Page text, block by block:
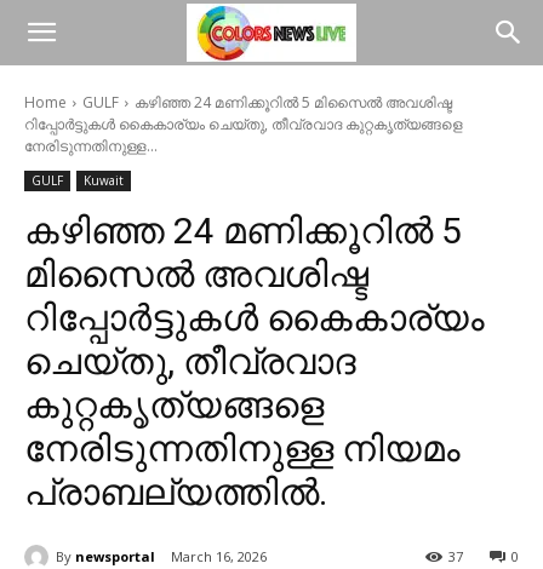
Home GULF
കഴിഞ്ഞ 24 മണിക്കൂറിൽ 5 മിസൈൽ അവശിഷ്ട
റിപ്പോർട്ടുകൾ കൈകാര്യം ചെയ്തു, തീവ്രവാദ കുറ്റകൃത്യങ്ങളെ
നേരിടുന്നതിനുള്ള...
GULF Kuwait
കഴിഞ്ഞ 24 മണിക്കൂറിൽ 5
മിസൈൽ അവശിഷ്ട
റിപ്പോർട്ടുകൾ കൈകാര്യം
ചെയ്തു, തീവ്രവാദ
കുറ്റകൃത്യങ്ങളെ
നേരിടുന്നതിനുള്ള നിയമം
പ്രാബല്യത്തിൽ.
By newsportal March 16, 2026 0
37